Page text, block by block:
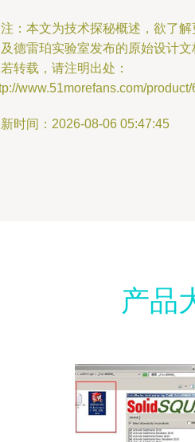
：本文为技术探秘概述，欲了
德雷珀实验室发布的原始设计文
转载，请注明出处：
www.51morefans.com/product/
时间：2026-08-06 05:47:45
产品